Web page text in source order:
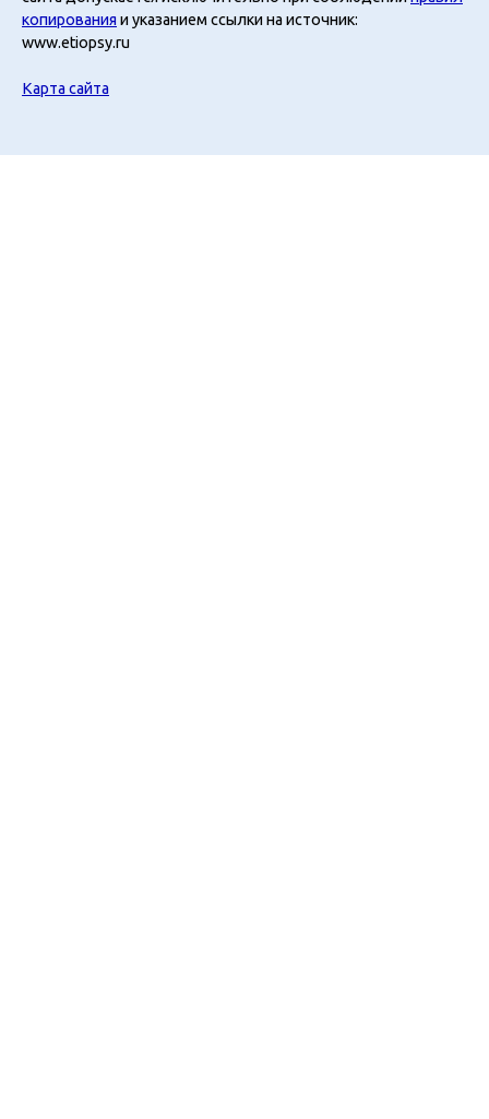
копирования и указанием ссылки на источник:
www.etiopsy.ru
Карта сайта